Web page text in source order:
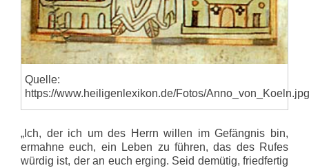
Quelle:
https://www.heiligenlexikon.de/Fotos/Anno_von_Koeln.jpg
„Ich, der ich um des Herrn willen im Gefängnis bin,
ermahne euch, ein Leben zu führen, das des Rufes
würdig ist, der an euch erging. Seid demütig, friedfertig